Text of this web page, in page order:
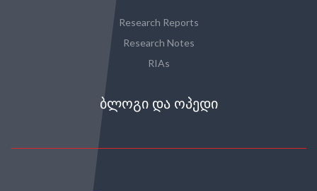
Research Reports
Research Notes
RIAs
ᲑᲚᲝᲒᲘ ᲓᲐ ᲝᲞᲔᲓᲘ